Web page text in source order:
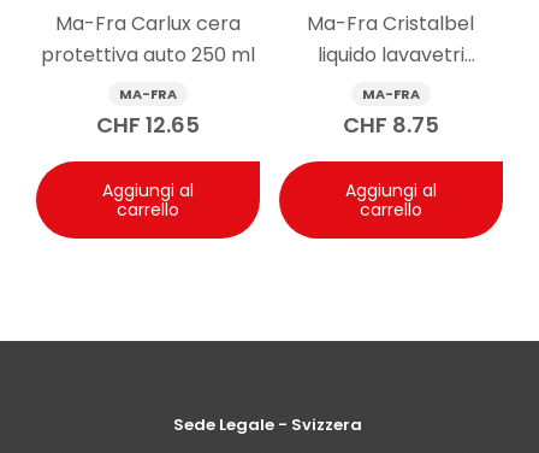
Domanda: Dopo l’uso, un polish come Ma-Fra
Polish Clever lascia anche una protezione
Risposta: Ma-Fra Polish Clever contribuisce a
proteggere la superficie dall’ossidazione futura oltre a
dell’effetto protettivo; la persistenza può variare in
base a utilizzo ed esposizione dell’auto.
Ma-Fra Carlux cera
protettiva auto 250 ml
MA-FRA
CHF 12.65
Aggiungi al
carrello
Ma-Fra Cristalbel
liquido lavavetri
antigelo auto -20°C 1 l
MA-FRA
CHF 8.75
Aggiungi al
carrello
Sede Legale - Svizzera